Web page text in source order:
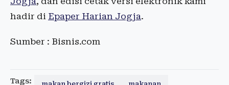
hadir di Epaper Harian Jogja.
Sumber : Bisnis.com
Tags: